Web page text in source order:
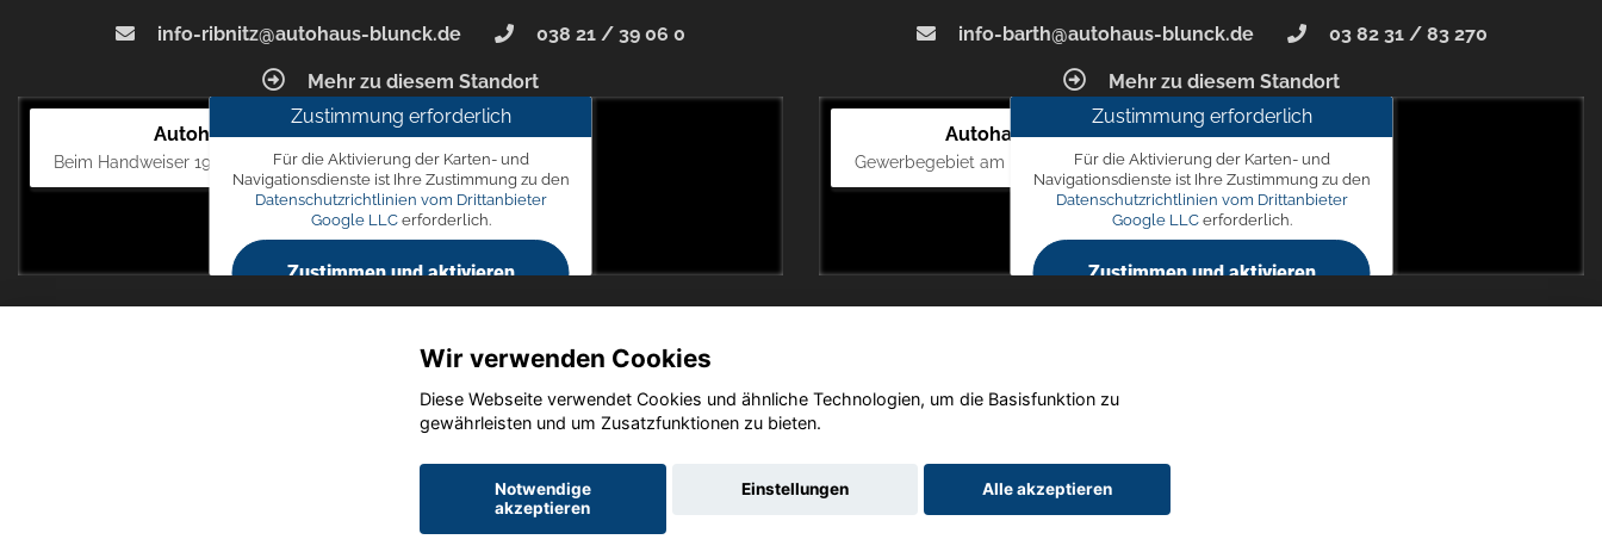
info-ribnitz@autohaus-blunck.de 038 21 / 39 06 0
Mehr zu diesem Standort
Autohaus Blunck
Beim Handweiser 19, 18311 Ribnitz-Damgarten
Zustimmung erforderlich
Für die Aktivierung der Karten- und
Navigationsdienste ist Ihre Zustimmung zu den
Datenschutzrichtlinien vom Drittanbieter
Google LLCerforderlich.
Zustimmen und aktivieren
info-barth@autohaus-blunck.de 03 82 31 / 83 270
Mehr zu diesem Standort
Autohaus Blunck
Gewerbegebiet am Mastweg 7, 18356 Barth
Zustimmung erforderlich
Für die Aktivierung der Karten- und
Navigationsdienste ist Ihre Zustimmung zu den
Datenschutzrichtlinien vom Drittanbieter
Google LLCerforderlich.
Zustimmen und aktivieren
Copyright © 2026. Autohaus Blunck
Startseite AGB
Wir verwenden Cookies
Diese Webseite verwendet Cookies und ähnliche Technologien, um die Basisfunktion zu
gewährleisten und um Zusatzfunktionen zu bieten.
Notwendige
akzeptieren
Einstellungen Alle akzeptieren